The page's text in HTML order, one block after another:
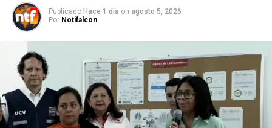
Publicado Hace 1 día on agosto 5, 2026
Por Notifalcon